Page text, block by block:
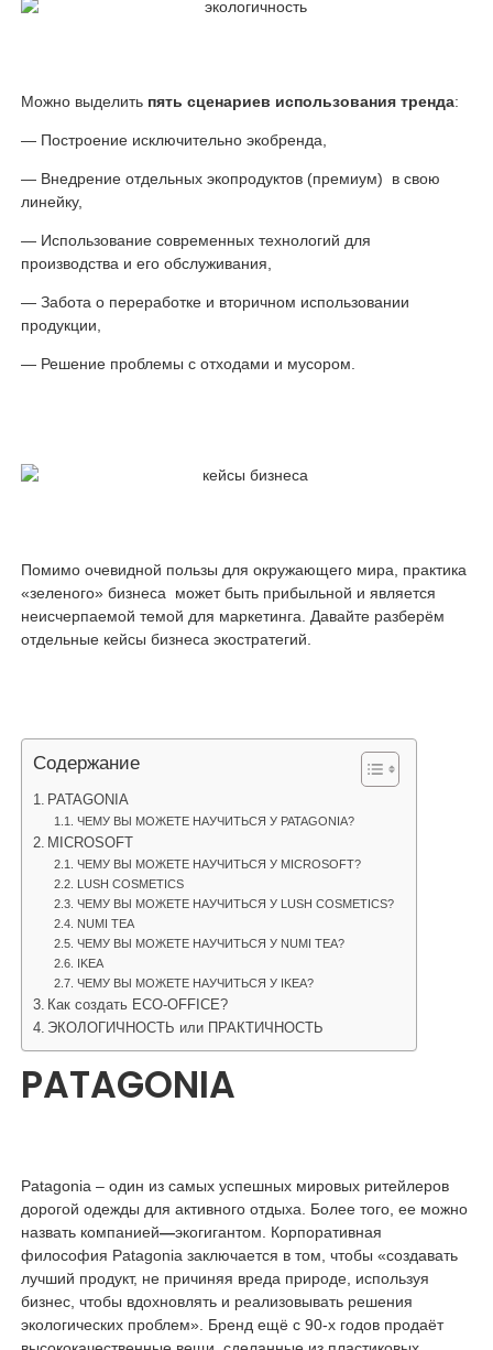
Можно выделить пять сценариев использования тренда:
— Построение исключительно экобренда,
— Внедрение отдельных экопродуктов (премиум) в свою
линейку,
— Использование современных технологий для
производства и его обслуживания,
— Забота о переработке и вторичном использовании
продукции,
— Решение проблемы с отходами и мусором.
Помимо очевидной пользы для окружающего мира, практика
«зеленого» бизнеса может быть прибыльной и является
неисчерпаемой темой для маркетинга. Давайте разберём
отдельные кейсы бизнеса экостратегий.
Содержание
PATAGONIA
ЧЕМУ ВЫ МОЖЕТЕ НАУЧИТЬСЯ У PATAGONIA?
MICROSOFT
ЧЕМУ ВЫ МОЖЕТЕ НАУЧИТЬСЯ У MICROSOFT?
LUSH COSMETICS
ЧЕМУ ВЫ МОЖЕТЕ НАУЧИТЬСЯ У LUSH COSMETICS?
NUMI TEA
ЧЕМУ ВЫ МОЖЕТЕ НАУЧИТЬСЯ У NUMI TEA?
IKEA
ЧЕМУ ВЫ МОЖЕТЕ НАУЧИТЬСЯ У IKEA?
Как создать ECO-OFFICE?
ЭКОЛОГИЧНОСТЬ или ПРАКТИЧНОСТЬ
PATAGONIA
Patagonia – один из самых успешных мировых ритейлеров
дорогой одежды для активного отдыха. Более того, ее можно
назвать компанией—экогигантом. Корпоративная
философия Patagonia заключается в том, чтобы «создавать
лучший продукт, не причиняя вреда природе, используя
бизнес, чтобы вдохновлять и реализовывать решения
экологических проблем». Бренд ещё с 90-х годов продаёт